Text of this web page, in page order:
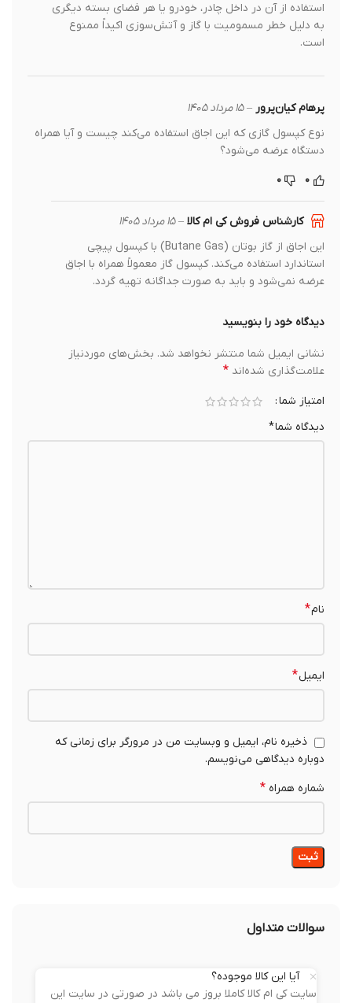
استفاده از آن در داخل چادر، خودرو یا هر فضای بسته دیگری
به دلیل خطر مسمومیت با گاز و آتش‌سوزی اکیداً ممنوع
است.
پرهام کیان‌پرور– ۱۵ مرداد ۱۴۰۵
نوع کپسول گازی که این اجاق استفاده می‌کند چیست و آیا همراه
دستگاه عرضه می‌شود؟
کارشناس فروش کی ام کالا– ۱۵ مرداد ۱۴۰۵
این اجاق از گاز بوتان (Butane Gas) با کپسول پیچی
استاندارد استفاده می‌کند. کپسول گاز معمولاً همراه با اجاق
عرضه نمی‌شود و باید به صورت جداگانه تهیه گردد.
دیدگاه خود را بنویسید
نشانی ایمیل شما منتشر نخواهد شد. بخش‌های موردنیاز
علامت‌گذاری شده‌اند*
امتیاز شما
دیدگاه شما*
ایمیل*
ذخیره نام، ایمیل و وبسایت من در مرورگر برای زمانی که
دوباره دیدگاهی می‌نویسم.
شماره همراه*
سوالات متداول
آیا این کالا موجوده؟
سایت کی ام کالا کاملا بروز می باشد در صورتی در سایت این